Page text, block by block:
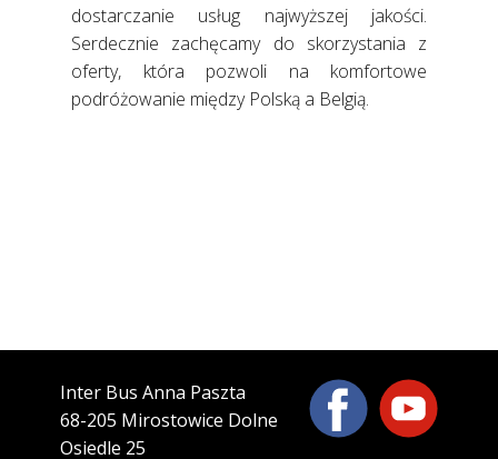
dostarczanie usług najwyższej jakości.
Serdecznie zachęcamy do skorzystania z
oferty, która pozwoli na komfortowe
podróżowanie między Polską a Belgią.
Inter Bus Anna Paszta
68-205 Mirostowice Dolne
Osiedle 25